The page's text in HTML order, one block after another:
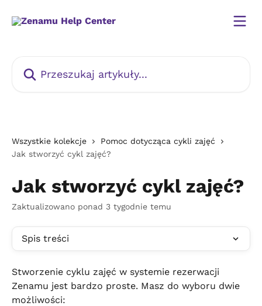
Wszystkie kolekcje
Pomoc dotycząca cykli zajęć
Jak stworzyć cykl zajęć?
Jak stworzyć cykl zajęć?
Zaktualizowano ponad 3 tygodnie temu
Spis treści
Stworzenie cyklu zajęć w systemie rezerwacji
Zenamu jest bardzo proste. Masz do wyboru dwie
możliwości: